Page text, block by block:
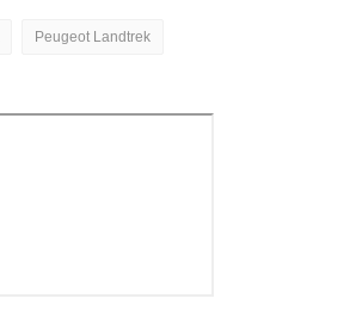
Peugeot Landtrek